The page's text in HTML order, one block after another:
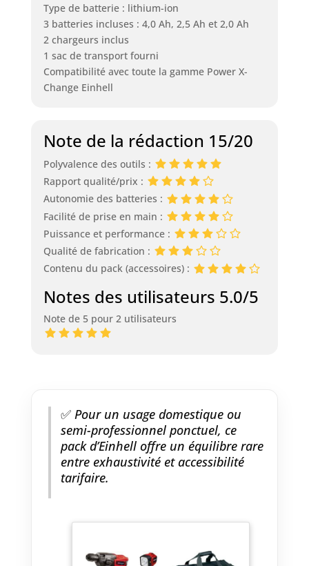
Type de batterie : lithium-ion
3 batteries incluses : 4,0 Ah, 2,5 Ah et 2,0 Ah
2 chargeurs inclus
1 sac de transport fourni
Compatibilité avec toute la gamme Power X-
Change Einhell
Note de la rédaction 15/20
Polyvalence des outils :
Rapport qualité/prix :
Autonomie des batteries :
Facilité de prise en main :
Puissance et performance :
Qualité de fabrication :
Contenu du pack (accessoires) :
Notes des utilisateurs 5.0/5
Note de 5 pour 2 utilisateurs
✅Pour un usage domestique ou
semi-professionnel ponctuel, ce
pack d’Einhell offre un équilibre rare
entre exhaustivité et accessibilité
tarifaire.